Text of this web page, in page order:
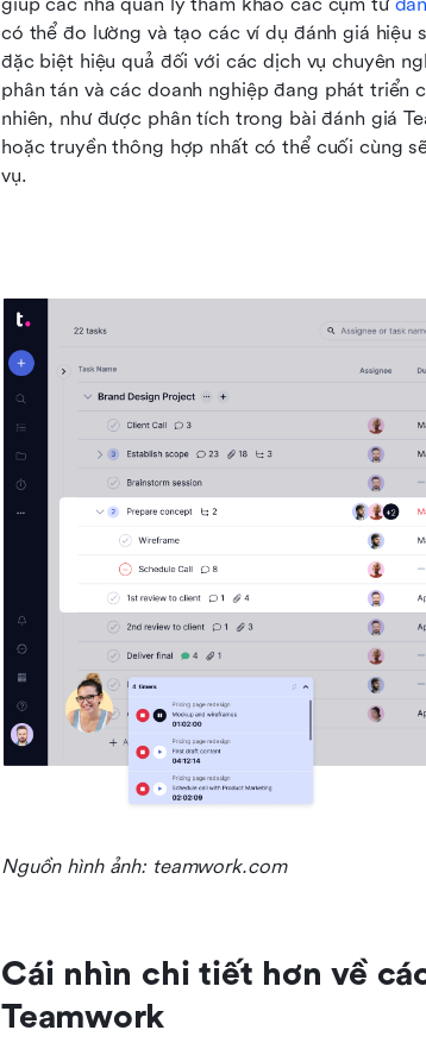
có thể đo lường và tạo các ví dụ đánh giá hiệu
đặc biệt hiệu quả đối với các dịch vụ chuyên
phân tán và các doanh nghiệp đang phát triển
nhiên, như được phân tích trong bài đánh giá
hoặc truyền thông hợp nhất có thể cuối cùng
vụ.
Nguồn hình ảnh: teamwork.com
Cái nhìn chi tiết hơn về
Teamwork